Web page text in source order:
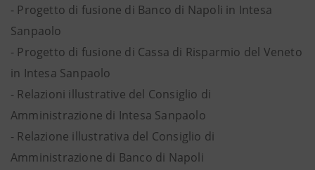
- Progetto di fusione di Banco di Napoli in Intesa
Sanpaolo
- Progetto di fusione di Cassa di Risparmio del Veneto
in Intesa Sanpaolo
- Relazioni illustrative del Consiglio di
Amministrazione di Intesa Sanpaolo
- Relazione illustrativa del Consiglio di
Amministrazione di Banco di Napoli